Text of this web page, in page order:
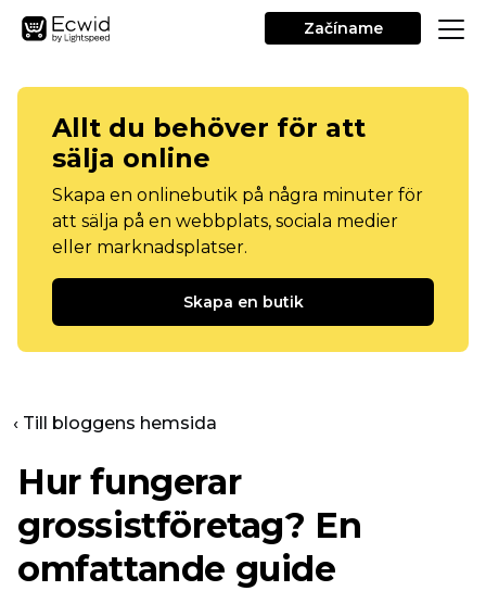
Začíname
Allt du behöver för att
sälja online
Skapa en onlinebutik på några minuter för
att sälja på en webbplats, sociala medier
eller marknadsplatser.
Skapa en butik
‹ Till bloggens hemsida
Hur fungerar
grossistföretag? En
omfattande guide